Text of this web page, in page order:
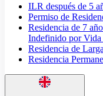
ILR después de 5
Permiso de
Residencia de 7
Indefinido por Vida
Residencia de
Residencia